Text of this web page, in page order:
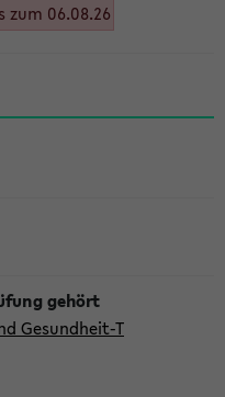
zum 06.08.26
Gesundheit-T